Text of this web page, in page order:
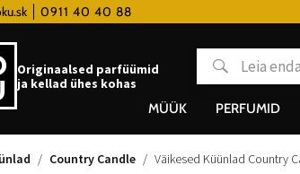
0911 40 40 88Lojaalsusprogramm
Originaalsed parfüümid
ja kellad ühes kohas
MÜÜK PERFUMID
Country Candle Väikesed Küünlad Country